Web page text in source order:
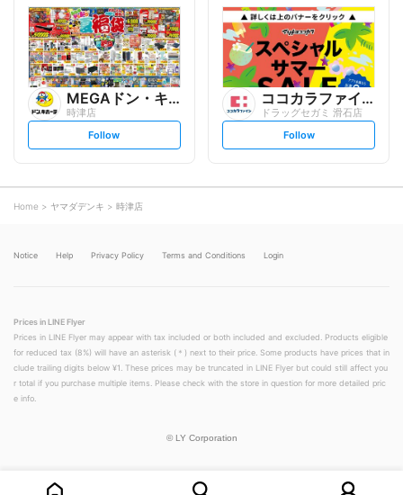
l
o
w
l
o
w
MEGAドン・キホーテ
時津店
s
t
o
w
Follow
ココカラファイン
ドラッグセガミ 滑石店
s
t
Follow
Home ヤマダデンキ 時津店
Notice Help Privacy Policy Terms and Conditions Login
Prices in LINE Flyer
Prices in LINE Flyer may appear with tax included or both included and excluded. Products eligible
for reduced tax (8%) will have an asterisk (＊) next to their price. Some products have prices that in
clude trailing digits below ¥1. These prices may be truncated in LINE Flyer but could still affect you
r total if you purchase multiple items. Please check with the store in question for more detailed pric
e info.
© LY Corporation